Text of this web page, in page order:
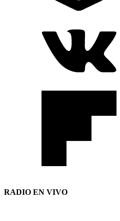
RADIO EN VIVO